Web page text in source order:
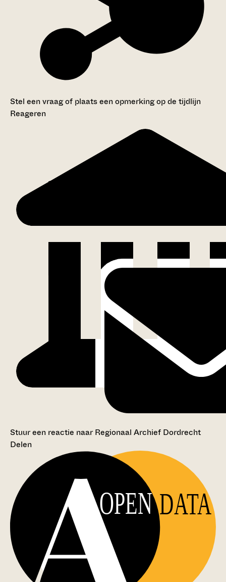
Stel een vraag of plaats een opmerking op de tijdlijn
Reageren
Stuur een reactie naar Regionaal Archief Dordrecht
Delen
OPEN DATA